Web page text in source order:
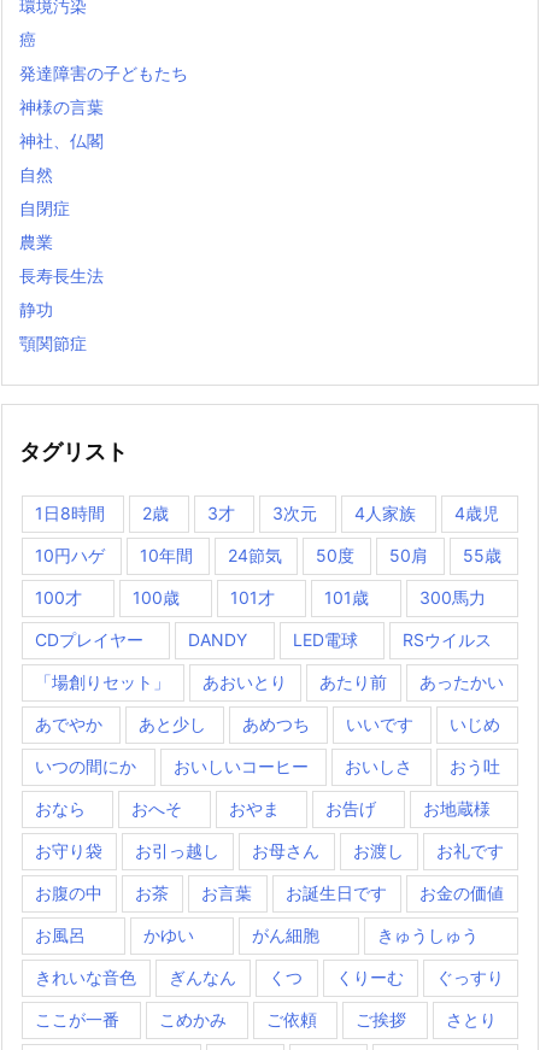
環境汚染
癌
発達障害の子どもたち
神様の言葉
神社、仏閣
自然
自閉症
農業
長寿長生法
静功
顎関節症
タグリスト
1日8時間 2歳 3才 3次元 4人家族 4歳児
10円ハゲ 10年間 24節気 50度 50肩 55歳
100才 100歳 101才 101歳 300馬力
CDプレイヤー DANDY LED電球 RSウイルス
「場創りセット」 あおいとり あたり前 あったかい
あでやか あと少し あめつち いいです いじめ
いつの間にか おいしいコーヒー おいしさ おう吐
おなら おへそ おやま お告げ お地蔵様
お守り袋 お引っ越し お母さん お渡し お礼です
お腹の中 お茶 お言葉 お誕生日です お金の価値
お風呂 かゆい がん細胞 きゅうしゅう
きれいな音色 ぎんなん くつ くりーむ ぐっすり
ここが一番 こめかみ ご依頼 ご挨拶 さとり